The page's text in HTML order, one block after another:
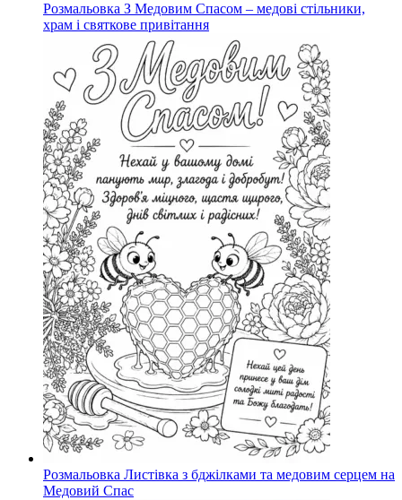
Розмальовка З Медовим Спасом – медові стільники,
храм і святкове привітання
Розмальовка Листівка з бджілками та медовим серцем на
Медовий Спас